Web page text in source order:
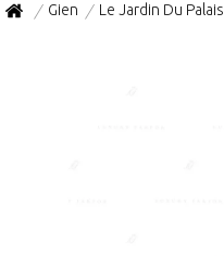
/ Gien / Le Jardin Du Palais